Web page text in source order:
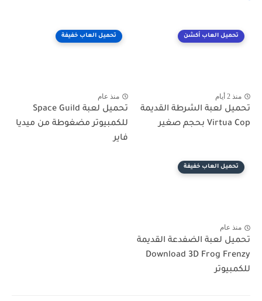
تحميل العاب أكشن
منذ 2 أيام
تحميل لعبة الشرطة القديمة
Virtua Cop بحجم صغير
تحميل العاب خفيفة
منذ عام
تحميل لعبة Space Guild
للكمبيوتر مضغوطة من ميديا
فاير
تحميل العاب خفيفة
منذ عام
تحميل لعبة الضفدعة القديمة
Download 3D Frog Frenzy
للكمبيوتر